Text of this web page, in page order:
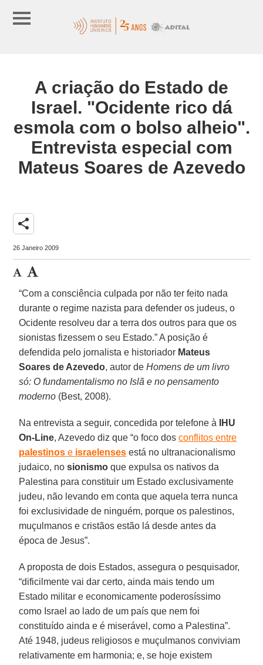
A criação do Estado de
Israel. "Ocidente rico dá
esmola com o bolso alheio".
Entrevista especial com
Mateus Soares de Azevedo
share
26 Janeiro 2009
“Com a consciência culpada por não ter feito nada
durante o regime nazista para defender os judeus, o
Ocidente resolveu dar a terra dos outros para que os
sionistas fizessem o seu Estado.” A posição é
defendida pelo jornalista e historiador Mateus
Soares de Azevedo, autor deHomens de um livro
só: O fundamentalismo no Islã e no pensamento
moderno (Best, 2008).
Na entrevista a seguir, concedida por telefone à
IHU
On-Line, Azevedo diz que “o foco dosconflitos entre
palestinos e israelenses está no ultranacionalismo
judaico, nosionismo que expulsa os nativos da
Palestina para constituir um Estado exclusivamente
judeu, não levando em conta que aquela terra nunca
foi exclusividade de ninguém, porque os palestinos,
muçulmanos e cristãos estão lá desde antes da
época de Jesus”.
A proposta de dois Estados, assegura o pesquisador,
“dificilmente vai dar certo, ainda mais tendo um
Estado militar e economicamente poderosíssimo
como Israel ao lado de um país que nem foi
constituído ainda e é miserável, como a Palestina”.
Até 1948, judeus religiosos e muçulmanos conviviam
relativamente em harmonia; e, se hoje existem